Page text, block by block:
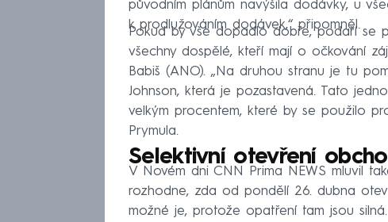
původním plánům navýšila dodávky, u
k prodlužováním dodávek,“ připomněl.
Pokud by vše dopadlo dobře, podaří se
všechny dospělé, kteří mají o očkování
Babiš (ANO). „Na druhou stranu je tu
Johnson, která je pozastavená. Tato
velkým procentem, které by se použilo
Prymula.
Selektivní otevření
V Novém dni CNN Prima NEWS mluvil
rozhodne, zda od pondělí 26. dubna
možné je, protože opatření tam jsou